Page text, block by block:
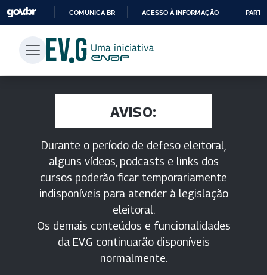
PARA
CONTEÚDO
COMUNICA BR ACESSO À INFORMAÇÃO
AVISO:
Durante o período de defeso eleitoral,
alguns vídeos, podcasts e links dos
cursos poderão ficar temporariamente
indisponíveis para atender à legislação
eleitoral.
Os demais conteúdos e funcionalidades
da EV.G continuarão disponíveis
normalmente.